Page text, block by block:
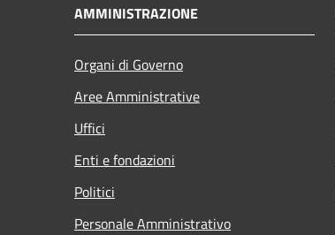
AMMINISTRAZIONE
Organi di Governo
Aree Amministrative
Uffici
Enti e fondazioni
Politici
Personale Amministrativo